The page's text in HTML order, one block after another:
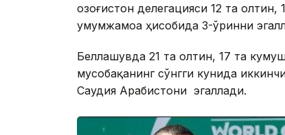
Қозоғистон делегацияси 12 та
умумжамоа ҳисобида 3-ўринни
Беллашувда 21 та олтин, 17 та
мусобақанинг сўнгги кунида
Саудия Арабистони эгаллади.